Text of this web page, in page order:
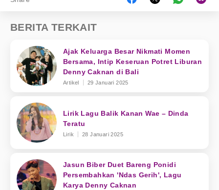
BERITA TERKAIT
Ajak Keluarga Besar Nikmati Momen
Bersama, Intip Keseruan Potret Liburan
Denny Caknan di Bali
Artikel 29 Januari 2025
Lirik Lagu Balik Kanan Wae – Dinda
Teratu
Lirik 28 Januari 2025
Jasun Biber Duet Bareng Ponidi
Persembahkan 'Ndas Gerih', Lagu
Karya Denny Caknan